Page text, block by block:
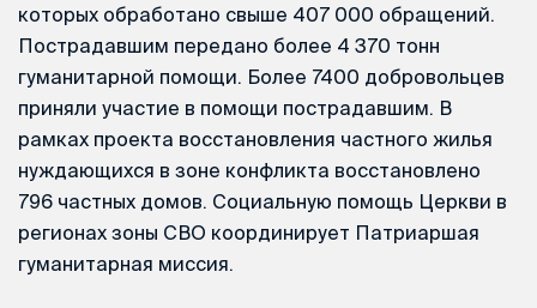
которых обработано свыше 407 000 обращений.
Пострадавшим передано более 4 370 тонн
гуманитарной помощи. Более 7400 добровольцев
приняли участие в помощи пострадавшим. В
рамках проекта восстановления частного жилья
нуждающихся в зоне конфликта восстановлено
796 частных домов. Социальную помощь Церкви в
регионах зоны СВО координирует Патриаршая
гуманитарная миссия.